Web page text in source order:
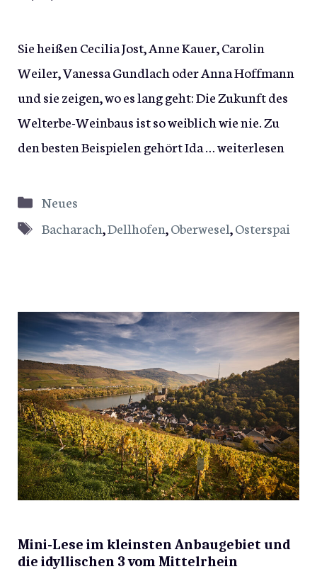
Sie heißen Cecilia Jost, Anne Kauer, Carolin
Weiler, Vanessa Gundlach oder Anna Hoffmann
und sie zeigen, wo es lang geht: Die Zukunft des
Welterbe-Weinbaus ist so weiblich wie nie. Zu
den besten Beispielen gehört Ida …weiterlesen
Kategorien
Neues
Schlagwörter
Bacharach,Dellhofen,Oberwesel,Osterspai
Mini-Lese im kleinsten Anbaugebiet und
die idyllischen 3 vom Mittelrhein